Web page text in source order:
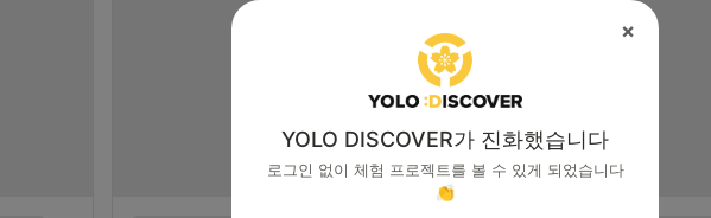
×
YOLO DISCOVER가 진화했습니다
로그인 없이 체험 프로젝트를 볼 수 있게 되었습니다
👏